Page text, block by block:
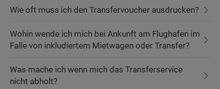
Wie oft muss ich den Transfervoucher ausdrucken?
Wohin wende ich mich bei Ankunft am Flughafen im
Falle von inkludiertem Mietwagen oder Transfer?
Was mache ich wenn mich das Transferservice
nicht abholt?